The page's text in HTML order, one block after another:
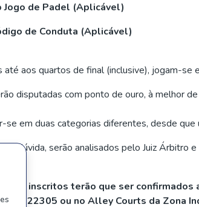
Jogo de Padel (Aplicável)
de Conduta (Aplicável)
aos quartos de final (inclusive), jogam-
disputadas com ponto de ouro, à melhor
em duas categorias diferentes, desde que
dúvida, serão analisados pelo Juiz Árbitro
pares inscritos terão que ser
ou no Alley Courts da Zona